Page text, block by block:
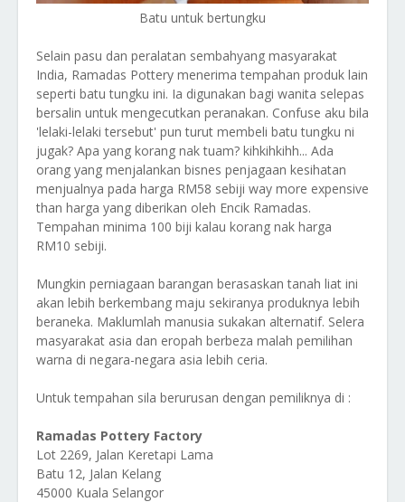
Batu untuk bertungku
Selain pasu dan peralatan sembahyang masyarakat
India, Ramadas Pottery menerima tempahan produk lain
seperti batu tungku ini. Ia digunakan bagi wanita selepas
bersalin untuk mengecutkan peranakan. Confuse aku bila
'lelaki-lelaki tersebut' pun turut membeli batu tungku ni
jugak? Apa yang korang nak tuam? kihkihkihh... Ada
orang yang menjalankan bisnes penjagaan kesihatan
menjualnya pada harga RM58 sebiji way more expensive
than harga yang diberikan oleh Encik Ramadas.
Tempahan minima 100 biji kalau korang nak harga
RM10 sebiji.
Mungkin perniagaan barangan berasaskan tanah liat ini
akan lebih berkembang maju sekiranya produknya lebih
beraneka. Maklumlah manusia sukakan alternatif. Selera
masyarakat asia dan eropah berbeza malah pemilihan
warna di negara-negara asia lebih ceria.
Untuk tempahan sila berurusan dengan pemiliknya di :
Ramadas Pottery Factory
Lot 2269, Jalan Keretapi Lama
Batu 12, Jalan Kelang
45000 Kuala Selangor